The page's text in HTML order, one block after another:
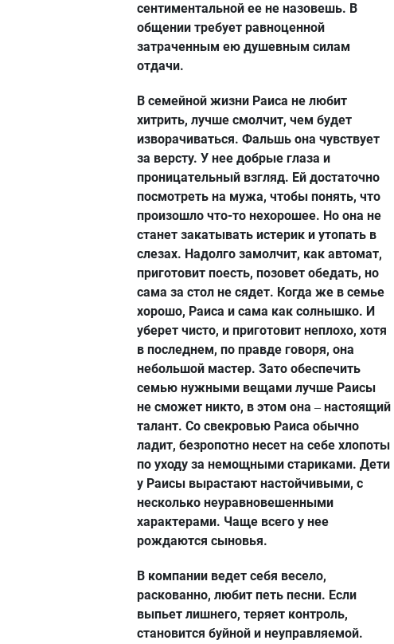
сентиментальной ее не назовешь. В
общении требует равноценной
затраченным ею душевным силам
отдачи.
В семейной жизни Раиса не любит
хитрить, лучше смолчит, чем будет
изворачиваться. Фальшь она чувствует
за версту. У нее добрые глаза и
проницательный взгляд. Ей достаточно
посмотреть на мужа, чтобы понять, что
произошло что-то нехорошее. Но она не
станет закатывать истерик и утопать в
слезах. Надолго замолчит, как автомат,
приготовит поесть, позовет обедать, но
сама за стол не сядет. Когда же в семье
хорошо, Раиса и сама как солнышко. И
уберет чисто, и приготовит неплохо, хотя
в последнем, по правде говоря, она
небольшой мастер. Зато обеспечить
семью нужными вещами лучше Раисы
не сможет никто, в этом она – настоящий
талант. Со свекровью Раиса обычно
ладит, безропотно несет на себе хлопоты
по уходу за немощными стариками. Дети
у Раисы вырастают настойчивыми, с
несколько неуравновешенными
характерами. Чаще всего у нее
рождаются сыновья.
В компании ведет себя весело,
раскованно, любит петь песни. Если
выпьет лишнего, теряет контроль,
становится буйной и неуправляемой.